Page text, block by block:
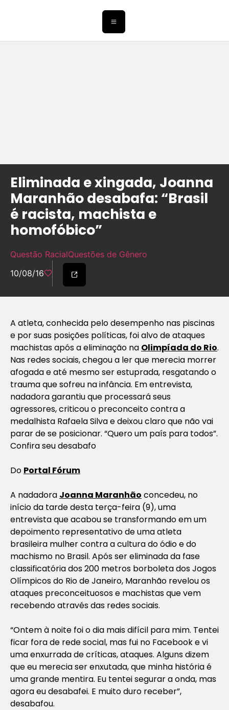
Eliminada e xingada, Joanna
Maranhão desabafa: “Brasil
é racista, machista e
homofóbico”
Questão RacialQuestões de Gênero
10/08/16
A atleta, conhecida pelo desempenho nas piscinas
e por suas posições políticas, foi alvo de ataques
machistas após a eliminação na Olimpíada do Rio.
Nas redes sociais, chegou a ler que merecia morrer
afogada e até mesmo ser estuprada, resgatando o
trauma que sofreu na infância. Em entrevista,
nadadora garantiu que processará seus
agressores, criticou o preconceito contra a
medalhista Rafaela Silva e deixou claro que não vai
parar de se posicionar. “Quero um país para todos”.
Confira seu desabafo
Do Portal Fórum
A nadadora Joanna Maranhão concedeu, no
início da tarde desta terça-feira (9), uma
entrevista que acabou se transformando em um
depoimento representativo de uma atleta
brasileira mulher contra a cultura do ódio e do
machismo no Brasil. Após ser eliminada da fase
classificatória dos 200 metros borboleta dos Jogos
Olímpicos do Rio de Janeiro, Maranhão revelou os
ataques preconceituosos e machistas que vem
recebendo através das redes sociais.
“Ontem à noite foi o dia mais difícil para mim. Tentei
ficar fora de rede social, mas fui no Facebook e vi
uma enxurrada de críticas, ataques. Alguns dizem
que eu merecia ser enxutada, que minha história é
uma grande mentira. Eu tentei segurar a onda, mas
agora eu desabafei. E muito duro receber”,
desabafou.